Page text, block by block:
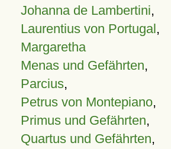
Johanna de Lambertini,
Laurentius von Portugal,
Margaretha
Menas und Gefährten,
Parcius,
Petrus von Montepiano,
Primus und Gefährten,
Quartus und Gefährten,